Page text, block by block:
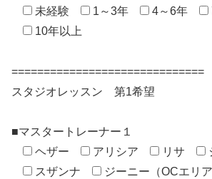
未経験
1～3年 4～6年
10年以上
==============================
スタジオレッスン 第1希望
■マスタートレーナー１
ヘザー
アリシア リサ
スザンナ
ジーニー（OCエリア